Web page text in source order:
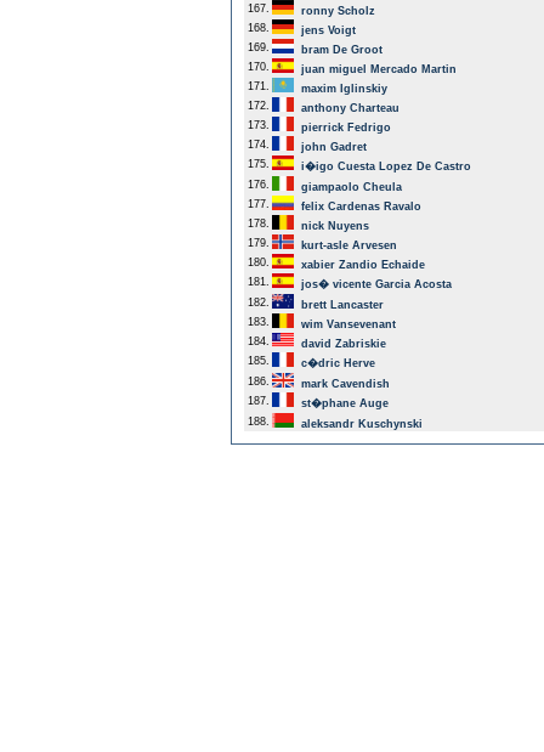
167.
ronny Scholz
168.
jens Voigt
169.
bram De Groot
170.
juan miguel Mercado Martin
171.
maxim Iglinskiy
172.
anthony Charteau
173.
pierrick Fedrigo
174.
john Gadret
175.
i�igo Cuesta Lopez De Castro
176.
giampaolo Cheula
177.
felix Cardenas Ravalo
178.
nick Nuyens
179.
kurt-asle Arvesen
180.
xabier Zandio Echaide
181.
jos� vicente Garcia Acosta
182.
brett Lancaster
183.
wim Vansevenant
184.
david Zabriskie
185.
c�dric Herve
186.
mark Cavendish
187.
st�phane Auge
188.
aleksandr Kuschynski